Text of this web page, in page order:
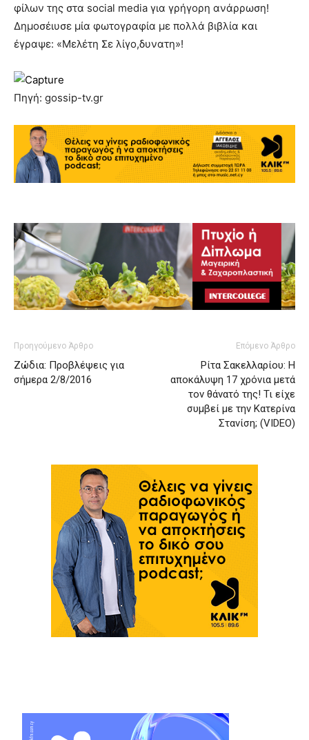
φίλων της στα social media για γρήγορη ανάρρωση!
Δημοσέιυσε μία φωτογραφία με πολλά βιβλία και
έγραψε: «Μελέτη Σε λίγο,δυνατη»!
Πηγή: gossip-tv.gr
Προηγούμενο Άρθρο
Ζώδια: Προβλέψεις για
σήμερα 2/8/2016
Επόμενο Άρθρο
Ρίτα Σακελλαρίου: Η
αποκάλυψη 17 χρόνια μετά
τον θάνατό της! Τι είχε
συμβεί με την Κατερίνα
Στανίση; (VIDEO)